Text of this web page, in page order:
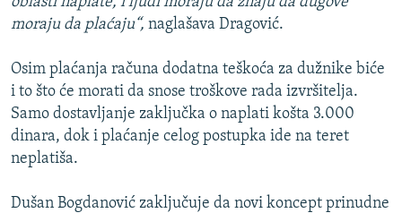
moraju da plaćaju“, naglašava Dragović.
Osim plaćanja računa dodatna teškoća za dužnike biće
i to što će morati da snose troškove rada izvršitelja.
Samo dostavljanje zaključka o naplati košta 3.000
dinara, dok i plaćanje celog postupka ide na teret
neplatiša.
Dušan Bogdanović zaključuje da novi koncept prinudne